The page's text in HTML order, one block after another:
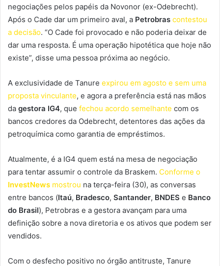
negociações pelos papéis da Novonor (ex-Odebrecht).
Após o Cade dar um primeiro aval, a Petrobras contestou
a decisão. “O Cade foi provocado e não poderia deixar de
dar uma resposta. É uma operação hipotética que hoje não
existe”, disse uma pessoa próxima ao negócio.
A exclusividade de Tanure expirou em agosto e sem uma
proposta vinculante, e agora a preferência está nas mãos
da gestora IG4, que fechou acordo semelhante com os
bancos credores da Odebrecht, detentores das ações da
petroquímica como garantia de empréstimos.
Atualmente, é a IG4 quem está na mesa de negociação
para tentar assumir o controle da Braskem. Conforme o
InvestNews mostrou na terça-feira (30), as conversas
entre bancos (Itaú, Bradesco, Santander, BNDES e Banco
do Brasil), Petrobras e a gestora avançam para uma
definição sobre a nova diretoria e os ativos que podem ser
vendidos.
Com o desfecho positivo no órgão antitruste, Tanure